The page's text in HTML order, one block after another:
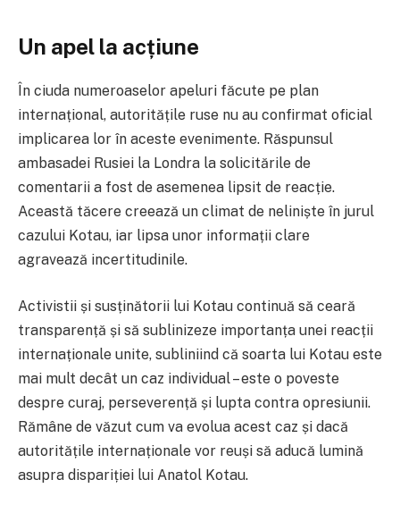
Un apel la acțiune
În ciuda numeroaselor apeluri făcute pe plan
internațional, autoritățile ruse nu au confirmat oficial
implicarea lor în aceste evenimente. Răspunsul
ambasadei Rusiei la Londra la solicitările de
comentarii a fost de asemenea lipsit de reacție.
Această tăcere creează un climat de neliniște în jurul
cazului Kotau, iar lipsa unor informații clare
agravează incertitudinile.
Activistii și susținătorii lui Kotau continuă să ceară
transparență și să sublinizeze importanța unei reacții
internaționale unite, subliniind că soarta lui Kotau este
mai mult decât un caz individual – este o poveste
despre curaj, perseverență și lupta contra opresiunii.
Rămâne de văzut cum va evolua acest caz și dacă
autoritățile internaționale vor reuși să aducă lumină
asupra dispariției lui Anatol Kotau.